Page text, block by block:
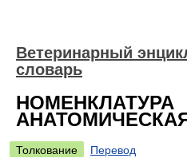
Ветеринарный
словарь
НОМЕНКЛАТУРА
Толкование
Перевод